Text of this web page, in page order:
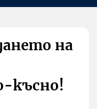
на
късно!